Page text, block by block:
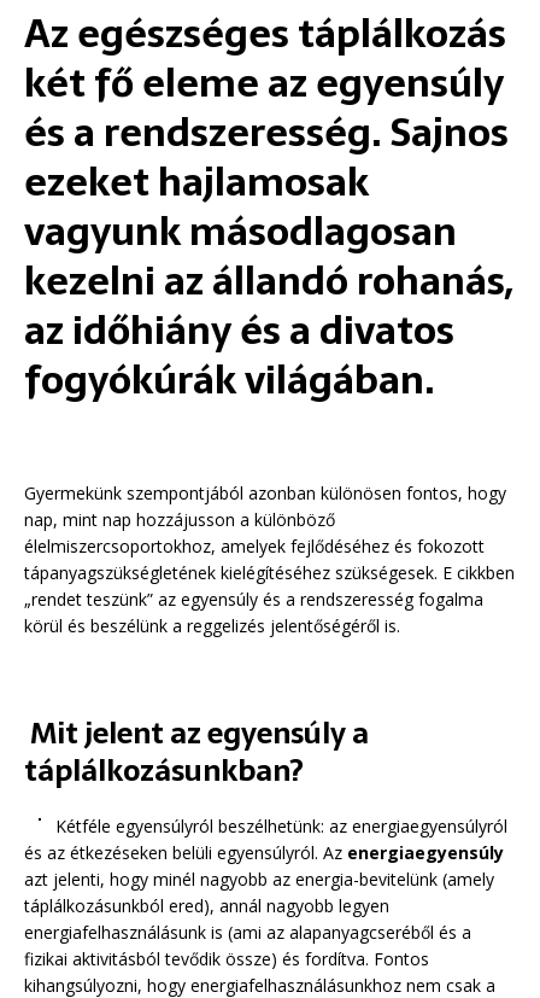
Az egészséges táplálkozás
két fő eleme az egyensúly
és a rendszeresség. Sajnos
ezeket hajlamosak
vagyunk másodlagosan
kezelni az állandó rohanás,
az időhiány és a divatos
fogyókúrák világában.
Gyermekünk szempontjából azonban különösen fontos, hogy
nap, mint nap hozzájusson a különböző
élelmiszercsoportokhoz, amelyek fejlődéséhez és fokozott
tápanyagszükségletének kielégítéséhez szükségesek. E cikkben
„rendet teszünk” az egyensúly és a rendszeresség fogalma
körül és beszélünk a reggelizés jelentőségéről is.
Mit jelent az egyensúly a
táplálkozásunkban?
Kétféle egyensúlyról beszélhetünk: az energiaegyensúlyról
és az étkezéseken belüli egyensúlyról. Az energiaegyensúly
azt jelenti, hogy minél nagyobb az energia-bevitelünk (amely
táplálkozásunkból ered), annál nagyobb legyen
energiafelhasználásunk is (ami az alapanyagcseréből és a
fizikai aktivitásból tevődik össze) és fordítva. Fontos
kihangsúlyozni, hogy energiafelhasználásunkhoz nem csak a